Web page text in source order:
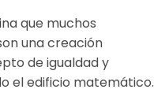
que muchos
una creación
de igualdad y
el edificio matemático.